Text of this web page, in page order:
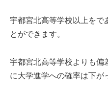
宇都宮北高等学校以上をで
とができます。
宇都宮北高等学校よりも偏
に大学進学への確率は下が